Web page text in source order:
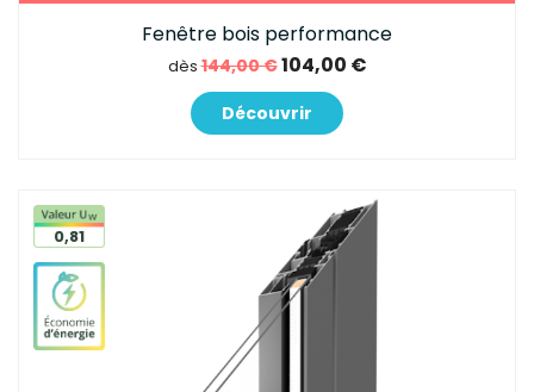
Fenêtre bois performance
dès144,00 €104,00 €
Découvrir
0,81